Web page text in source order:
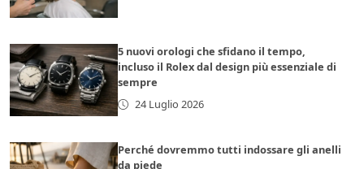
5 nuovi orologi che sfidano il tempo,
incluso il Rolex dal design più essenziale di
sempre
24 Luglio 2026
Perché dovremmo tutti indossare gli anelli
da piede